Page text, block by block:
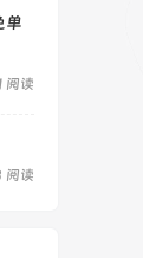
单
阅读
阅读